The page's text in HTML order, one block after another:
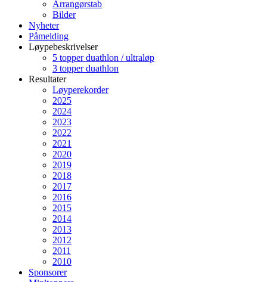
Arrangørstab
Bilder
Nyheter
Påmelding
Løypebeskrivelser
5 topper duathlon / ultraløp
3 topper duathlon
Resultater
Løyperekorder
2025
2024
2023
2022
2021
2020
2019
2018
2017
2016
2015
2014
2013
2012
2011
2010
Sponsorer